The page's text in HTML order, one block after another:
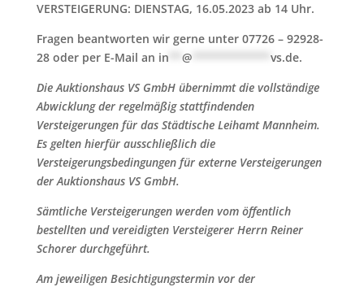
VERSTEIGERUNG: DIENSTAG, 16.05.2023 ab 14 Uhr.
Fragen beantworten wir gerne unter 07726 – 92928-
28 oder per E-Mail an in @ vs.de.
Die Auktionshaus VS GmbH übernimmt die vollständige
Abwicklung der regelmäßig stattfindenden
Versteigerungen für das Städtische Leihamt Mannheim.
Es gelten hierfür ausschließlich die
Versteigerungsbedingungen für externe Versteigerungen
der Auktionshaus VS GmbH.
Sämtliche Versteigerungen werden vom öffentlich
bestellten und vereidigten Versteigerer Herrn Reiner
Schorer durchgeführt.
Am jeweiligen Besichtigungstermin vor der